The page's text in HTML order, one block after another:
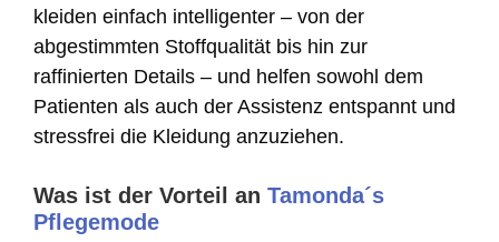
kleiden einfach intelligenter – von der
abgestimmten Stoffqualität bis hin zur
raffinierten Details – und helfen sowohl dem
Patienten als auch der Assistenz entspannt und
stressfrei die Kleidung anzuziehen.
Was ist der Vorteil an Tamonda´s
Pflegemode